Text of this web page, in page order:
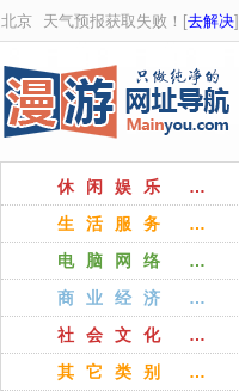
北京 天气预报获取失败！[去解决]
休闲娱乐 …
生活服务 …
电脑网络 …
商业经济 …
社会文化 …
其它类别 …